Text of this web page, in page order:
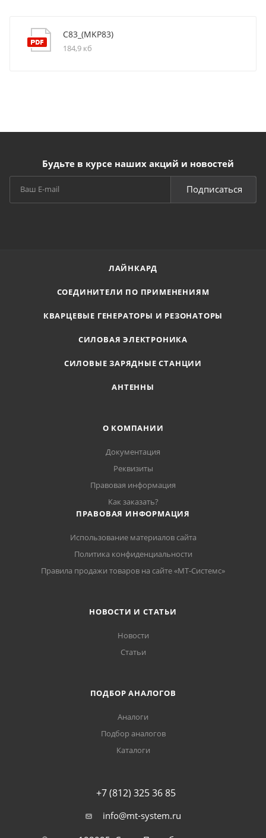
C83_(MKP83)
184,9 кб
Будьте в курсе наших акций и новостей
Подписаться
ЛАЙНКАРД
СОЕДИНИТЕЛИ ПО ПРИМЕНЕНИЯМ
КВАРЦЕВЫЕ ГЕНЕРАТОРЫ И РЕЗОНАТОРЫ
СИЛОВАЯ ЭЛЕКТРОНИКА
СИЛОВЫЕ ЗАРЯДНЫЕ СТАНЦИИ
АНТЕННЫ
О КОМПАНИИ
Документация
Реквизиты
Правовая информация
Как заказать?
ПРАВОВАЯ ИНФОРМАЦИЯ
Использование материалов сайта
Политика конфиденциальности
Правила продажи товаров на сайте «МТ-Системс»
НОВОСТИ И СТАТЬИ
Новости
Статьи
ПОДБОР АНАЛОГОВ
Аналоги
Подбор аналогов
Каталоги
+7 (812) 325 36 85
info@mt-system.ru